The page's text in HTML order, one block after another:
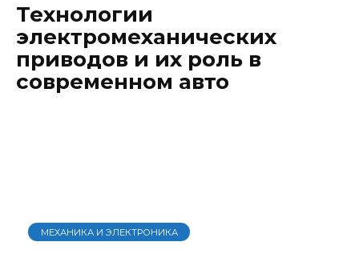
Технологии
электромеханических
приводов и их роль в
современном авто
МЕХАНИКА И ЭЛЕКТРОНИКА